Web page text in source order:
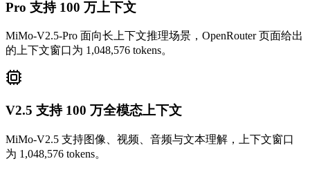
Pro 支持 100 万上下文
MiMo-V2.5-Pro 面向长上下文推理场景，OpenRouter 页面给出
的上下文窗口为 1,048,576 tokens。
V2.5 支持 100 万全模态上下文
MiMo-V2.5 支持图像、视频、音频与文本理解，上下文窗口
为 1,048,576 tokens。